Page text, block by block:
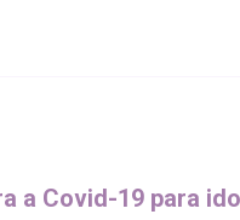
a Covid-19 para